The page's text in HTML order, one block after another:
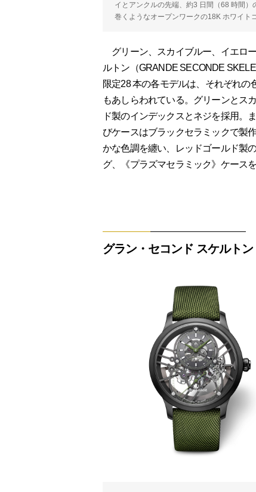
イとアンクルの先端、約3 日間（68 時間
巻くようなオープンワークの18K ホワイト
グリーン、スカイブルー、イエロ
ルトン（GRANDE SECONDE
限定28 本の各モデルは、それぞれ
もあしらわれている。グリーンとス
ド製のインデックスとネジを採用。
びケースはブラックセラミックで製
かな色調を纏い、レッドゴールド製
グ、《プラズマセラミック》ケース
グラン・セコンド スケルト